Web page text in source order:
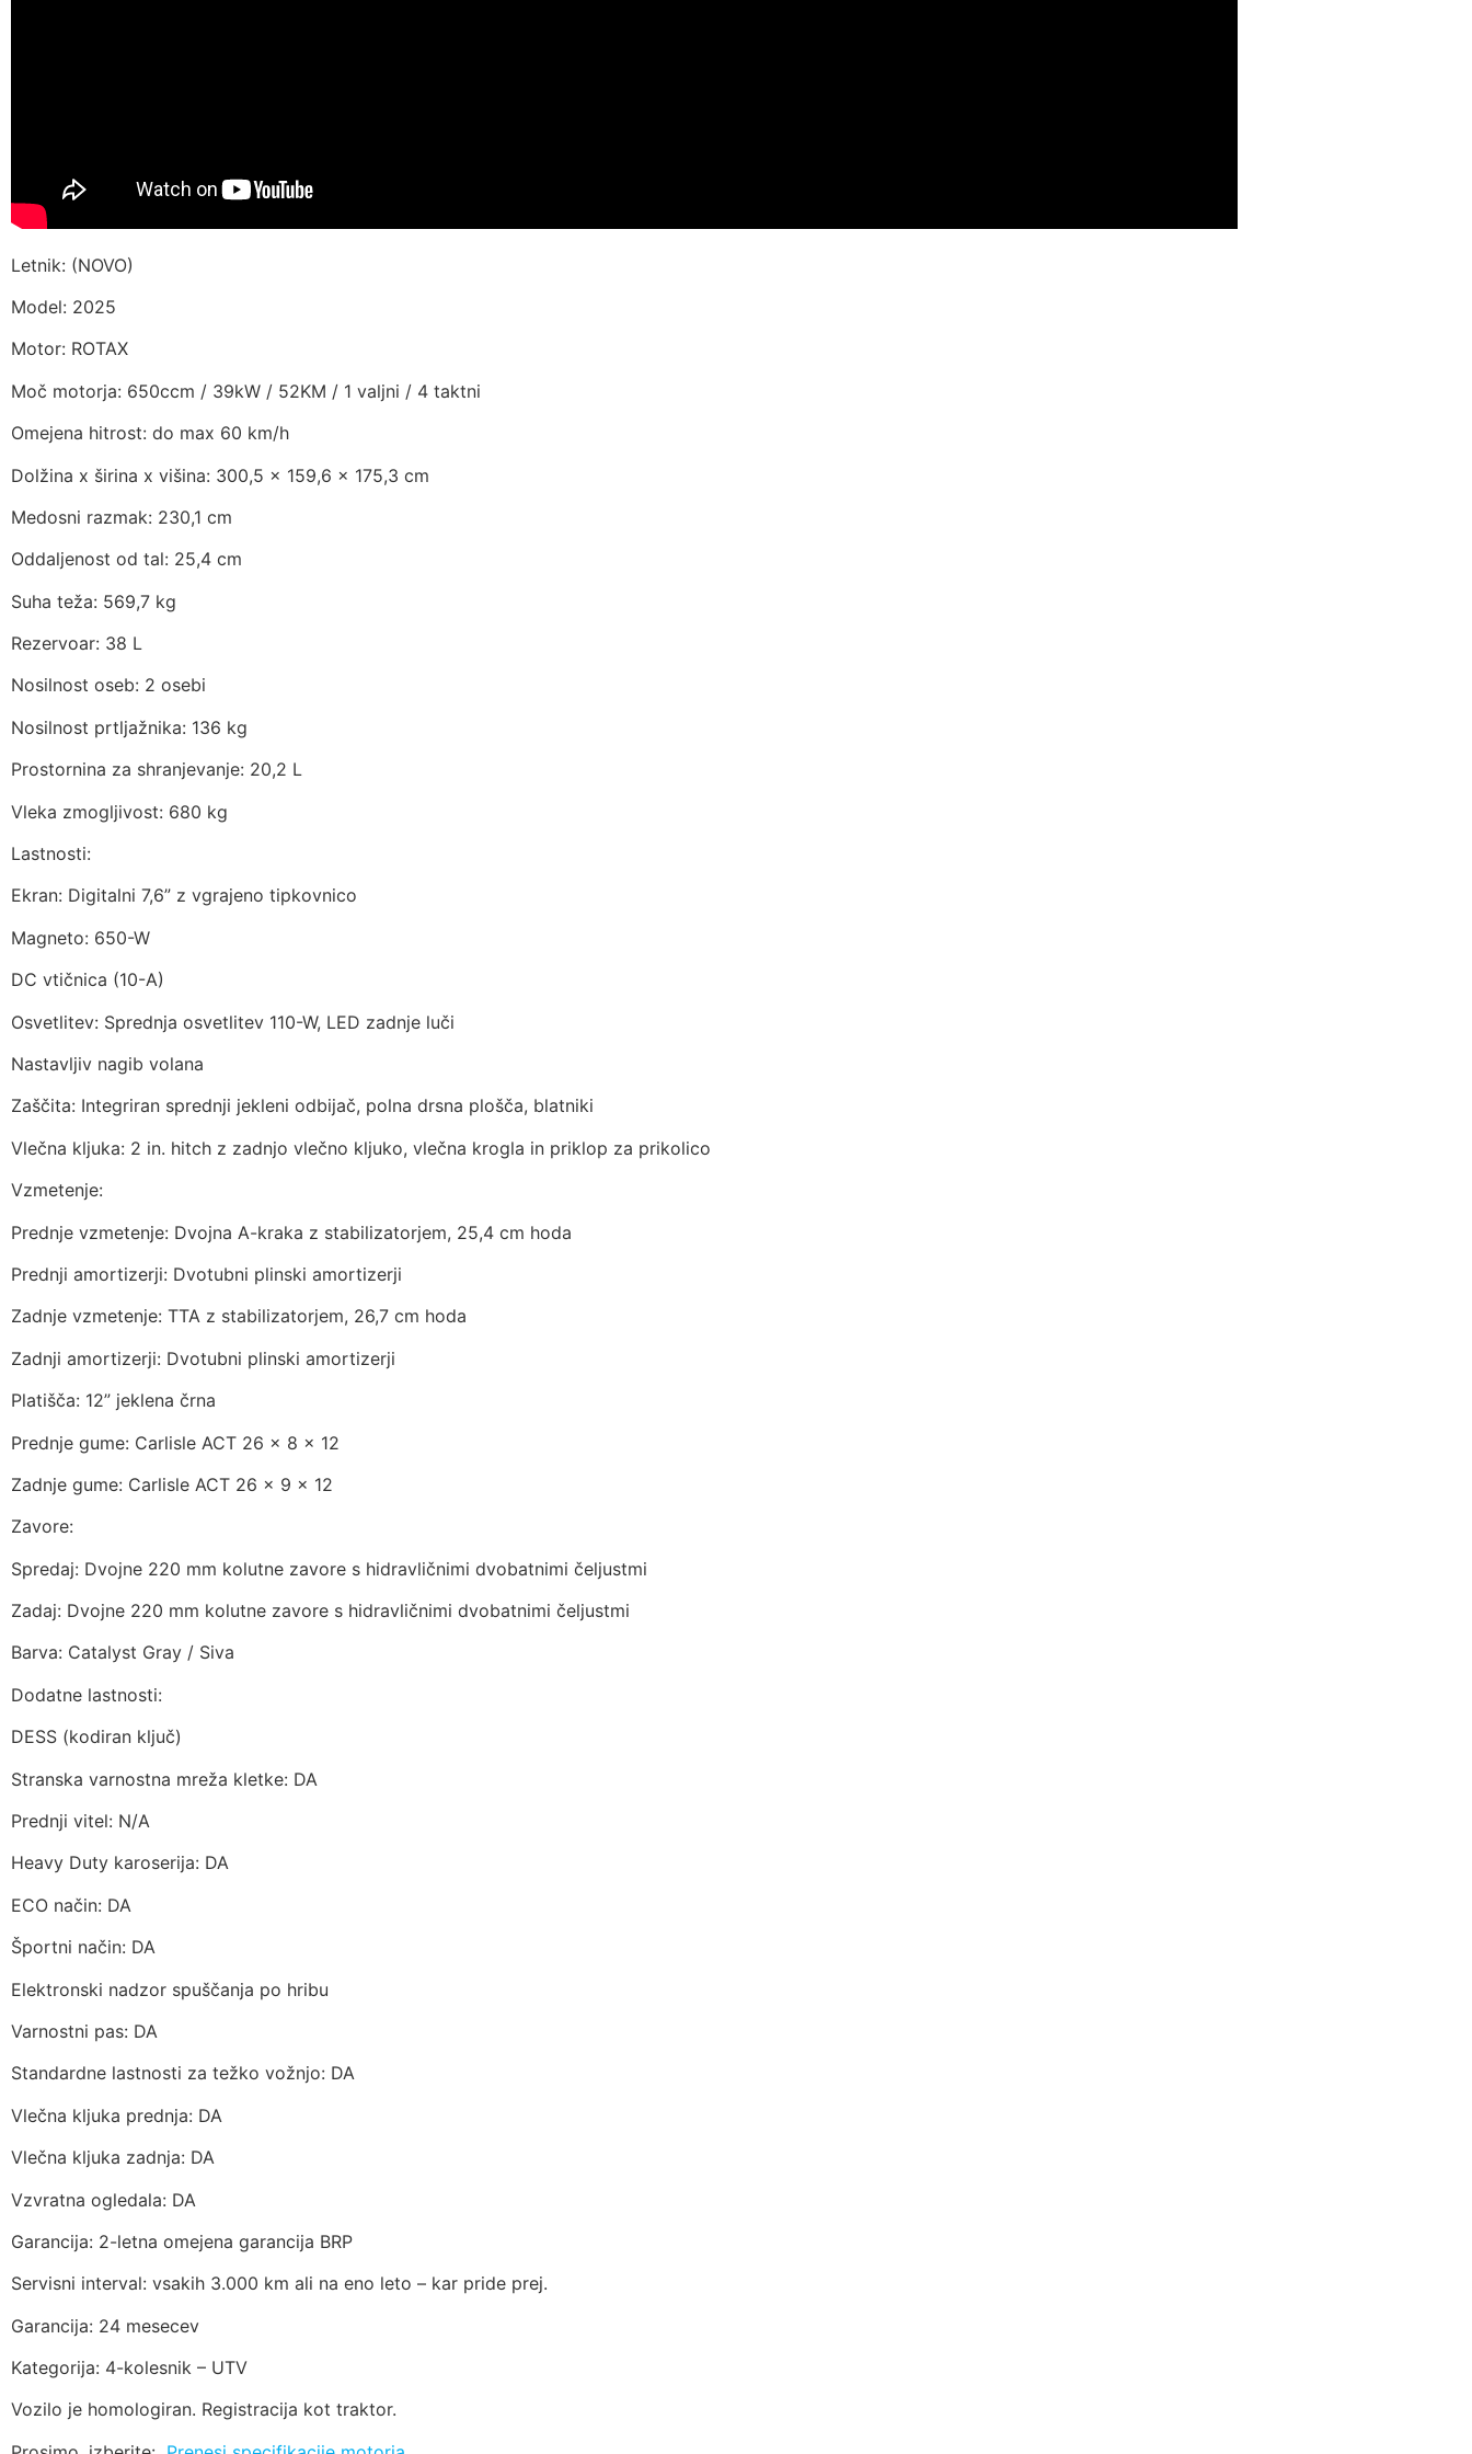
Letnik: (NOVO)
Model: 2025
Motor: ROTAX
Moč motorja: 650ccm / 39kW / 52KM / 1 valjni / 4 taktni
Omejena hitrost: do max 60 km/h
Dolžina x širina x višina: 300,5 x 159,6 x 175,3 cm
Medosni razmak: 230,1 cm
Oddaljenost od tal: 25,4 cm
Suha teža: 569,7 kg
Rezervoar: 38 L
Nosilnost oseb: 2 osebi
Nosilnost prtljažnika: 136 kg
Prostornina za shranjevanje: 20,2 L
Vleka zmogljivost: 680 kg
Lastnosti:
Ekran: Digitalni 7,6” z vgrajeno tipkovnico
Magneto: 650-W
DC vtičnica (10-A)
Osvetlitev: Sprednja osvetlitev 110-W, LED zadnje luči
Nastavljiv nagib volana
Zaščita: Integriran sprednji jekleni odbijač, polna drsna plošča, blatniki
Vlečna kljuka: 2 in. hitch z zadnjo vlečno kljuko, vlečna krogla in priklop za prikolico
Vzmetenje:
Prednje vzmetenje: Dvojna A-kraka z stabilizatorjem, 25,4 cm hoda
Prednji amortizerji: Dvotubni plinski amortizerji
Zadnje vzmetenje: TTA z stabilizatorjem, 26,7 cm hoda
Zadnji amortizerji: Dvotubni plinski amortizerji
Platišča: 12” jeklena črna
Prednje gume: Carlisle ACT 26 x 8 x 12
Zadnje gume: Carlisle ACT 26 x 9 x 12
Zavore:
Spredaj: Dvojne 220 mm kolutne zavore s hidravličnimi dvobatnimi čeljustmi
Zadaj: Dvojne 220 mm kolutne zavore s hidravličnimi dvobatnimi čeljustmi
Barva: Catalyst Gray / Siva
Dodatne lastnosti:
DESS (kodiran ključ)
Stranska varnostna mreža kletke: DA
Prednji vitel: N/A
Heavy Duty karoserija: DA
ECO način: DA
Športni način: DA
Elektronski nadzor spuščanja po hribu
Varnostni pas: DA
Standardne lastnosti za težko vožnjo: DA
Vlečna kljuka prednja: DA
Vlečna kljuka zadnja: DA
Vzvratna ogledala: DA
Garancija: 2-letna omejena garancija BRP
Servisni interval: vsakih 3.000 km ali na eno leto – kar pride prej.
Garancija: 24 mesecev
Kategorija: 4-kolesnik – UTV
Vozilo je homologiran. Registracija kot traktor.